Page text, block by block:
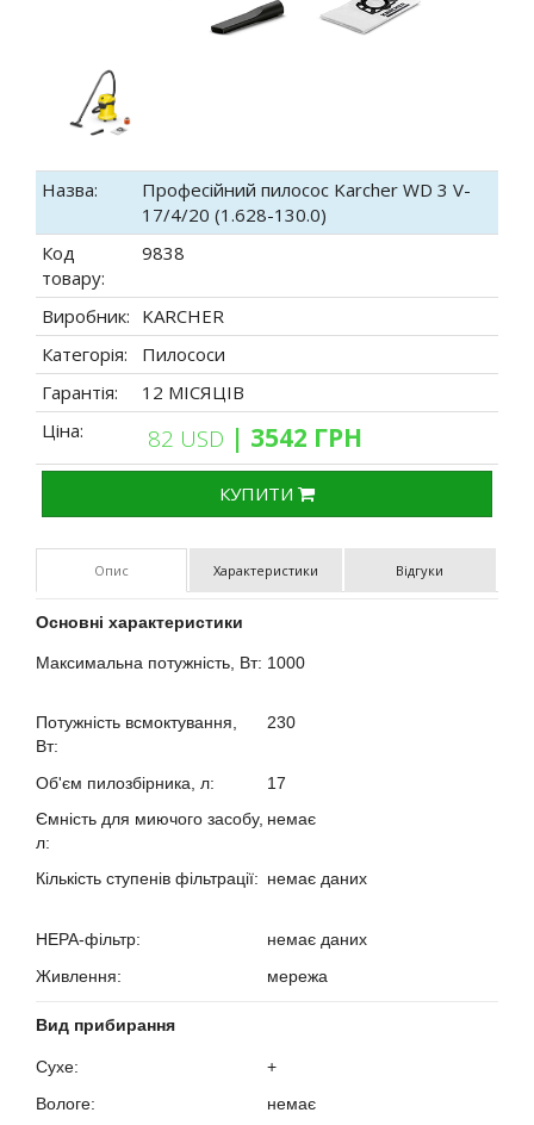
Назва:
Професійний пилосос Karcher WD 3 V-
17/4/20 (1.628-130.0)
Код
товару:
9838
Виробник: KARCHER
Категорія:
Пилососи
Гарантія:
12 МІСЯЦІВ
Ціна:
82 USD | 3542 ГРН
КУПИТИ
Опис Характеристики Відгуки
Основні характеристики
Максимальна потужність, Вт: 1000
Потужність всмоктування,
Вт:
230
Об'єм пилозбірника, л:
17
Ємність для миючого засобу,
л:
немає
Кількість ступенів фільтрації: немає даних
HEPA-фільтр:
немає даних
Живлення:
мережа
Вид прибирання
Сухе:
+
Вологе:
немає